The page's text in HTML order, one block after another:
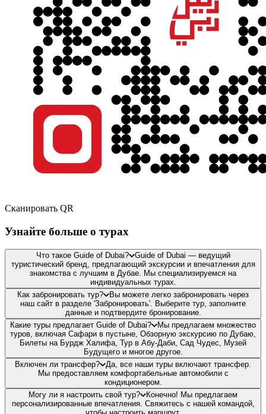
Сканировать QR
Узнайте больше о турах
Что такое Guide of Dubai?
Guide of Dubai — ведущий
туристический бренд, предлагающий экскурсии и впечатления для
знакомства с лучшим в Дубае. Мы специализируемся на
индивидуальных турах.
Как забронировать тур?
Вы можете легко забронировать через
наш сайт в разделе 'Забронировать'. Выберите тур, заполните
данные и подтвердите бронирование.
Какие туры предлагает Guide of Dubai?
Мы предлагаем множество
туров, включая Сафари в пустыне, Обзорную экскурсию по Дубаю,
Билеты на Бурдж Халифа, Тур в Абу-Даби, Сад Чудес, Музей
Будущего и многое другое.
Включен ли трансфер?
Да, все наши туры включают трансфер.
Мы предоставляем комфортабельные автомобили с
кондиционером.
Могу ли я настроить свой тур?
Конечно! Мы предлагаем
персонализированные впечатления. Свяжитесь с нашей командой,